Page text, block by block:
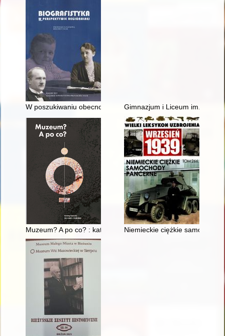
W poszukiwaniu obecności kaliszan w Wilnie i wilnian w Kaliszu
Gimnazjum i Liceum im. Króla
Muzeum? A po co? : katalog wystawy 19.11.2021-11.09.2022
Niemieckie ciężkie samochody